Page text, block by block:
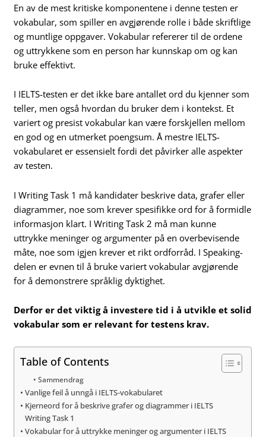
En av de mest kritiske komponentene i denne testen er
vokabular, som spiller en avgjørende rolle i både skriftlige
og muntlige oppgaver. Vokabular refererer til de ordene
og uttrykkene som en person har kunnskap om og kan
bruke effektivt.
I IELTS-testen er det ikke bare antallet ord du kjenner som
teller, men også hvordan du bruker dem i kontekst. Et
variert og presist vokabular kan være forskjellen mellom
en god og en utmerket poengsum. Å mestre IELTS-
vokabularet er essensielt fordi det påvirker alle aspekter
av testen.
I Writing Task 1 må kandidater beskrive data, grafer eller
diagrammer, noe som krever spesifikke ord for å formidle
informasjon klart. I Writing Task 2 må man kunne
uttrykke meninger og argumenter på en overbevisende
måte, noe som igjen krever et rikt ordforråd. I Speaking-
delen er evnen til å bruke variert vokabular avgjørende
for å demonstrere språklig dyktighet.
Derfor er det viktig å investere tid i å utvikle et solid
vokabular som er relevant for testens krav.
Table of Contents
Sammendrag
Vanlige feil å unngå i IELTS-vokabularet
Kjerneord for å beskrive grafer og diagrammer i IELTS
Writing Task 1
Vokabular for å uttrykke meninger og argumenter i IELTS